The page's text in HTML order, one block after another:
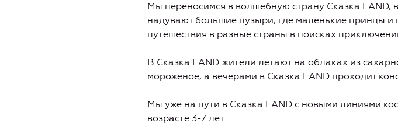
Мы переносимся в волшебную страну Сказка
надувают большие пузыри, где маленькие принцы
путешествия в разные страны в поисках
В Сказка LAND жители летают на облаках из
мороженое, а вечерами в Сказка LAND проходит
Мы уже на пути в Сказка LAND с новыми линиями
возрасте 3-7 лет.